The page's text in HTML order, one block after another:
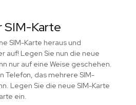
SIM-Karte
SIM-Karte heraus und
auf! Legen Sie nun die neue
nur auf eine Weise geschehen.
Telefon, das mehrere SIM-
Legen Sie die neue SIM-Karte
ein.